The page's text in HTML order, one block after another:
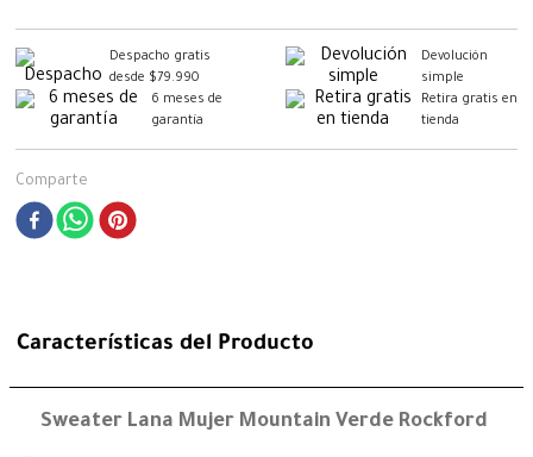
Despacho gratis
desde $79.990
Devolución
simple
6 meses de
garantía
Retira gratis en
tienda
Comparte
Características del Producto
Sweater Lana Mujer Mountain Verde Rockford